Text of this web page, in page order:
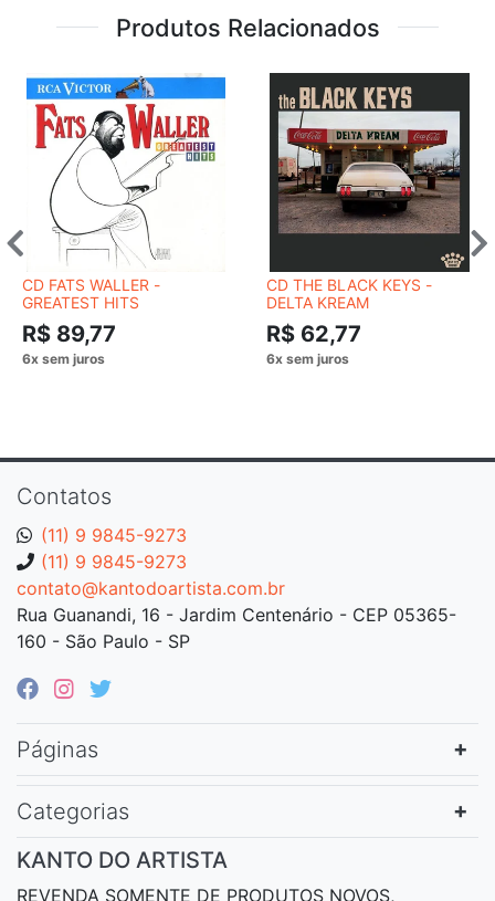
Produtos Relacionados
CD FATS WALLER -
GREATEST HITS
R$ 89,77
CD THE BLACK KEYS -
DELTA KREAM
R$ 62,77
Contatos
(11) 9 9845-9273
(11) 9 9845-9273
contato@kantodoartista.com.br
Rua Guanandi, 16 - Jardim Centenário - CEP 05365-
160 - São Paulo - SP
Páginas
Categorias
KANTO DO ARTISTA
REVENDA SOMENTE DE PRODUTOS NOVOS,